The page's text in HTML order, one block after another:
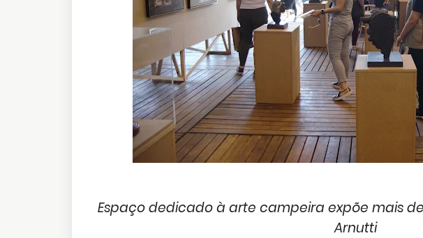
Espaço dedicado à arte campeira expõe mais
Arnutti